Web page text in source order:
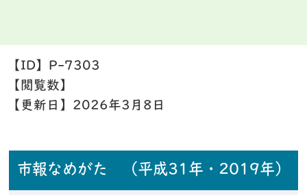
【ID】 P-7303
【閲覧数】
【更新日】 2026年3月8日
市報なめがた （平成31年・2019年）